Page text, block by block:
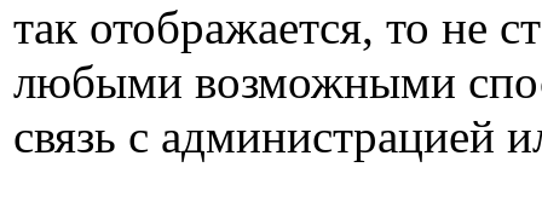
так отображается, то не
любыми возможными
связь с администрацией